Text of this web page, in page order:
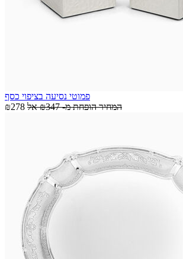
פמוטי נסיעה בציפוי כסף
₪278
המחיר הופחת מ-₪347 אל